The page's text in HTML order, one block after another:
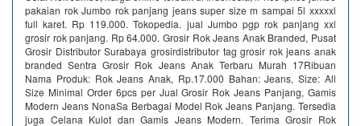
pakaian rok Jumbo rok panjang jeans super size m sampai 5l xxxxxl
full karet. Rp 119.000. Tokopedia. jual Jumbo pgp rok panjang xxl
grosir rok panjang. Rp 64.000. Grosir Rok Jeans Anak Branded, Pusat
Grosir Distributor Surabaya grosirdistributor tag grosir rok jeans anak
branded Sentra Grosir Rok Jeans Anak Terbaru Murah 17Ribuan
Nama Produk: Rok Jeans Anak, Rp.17.000 Bahan: Jeans, Size: All
Size Minimal Order 6pcs per Jual Grosir Rok Jeans Panjang, Gamis
Modern Jeans NonaSa Berbagai Model Rok Jeans Panjang. Tersedia
juga Celana Kulot dan Gamis Jeans Modern. Terima Grosir Rok